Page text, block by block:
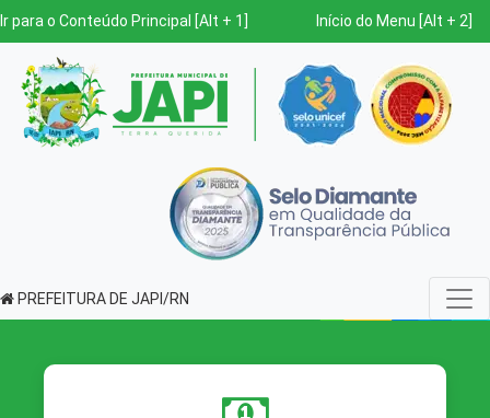
Ir para o Conteúdo Principal [Alt + 1] Início do Menu [Alt + 2]
PREFEITURA DE JAPI/RN